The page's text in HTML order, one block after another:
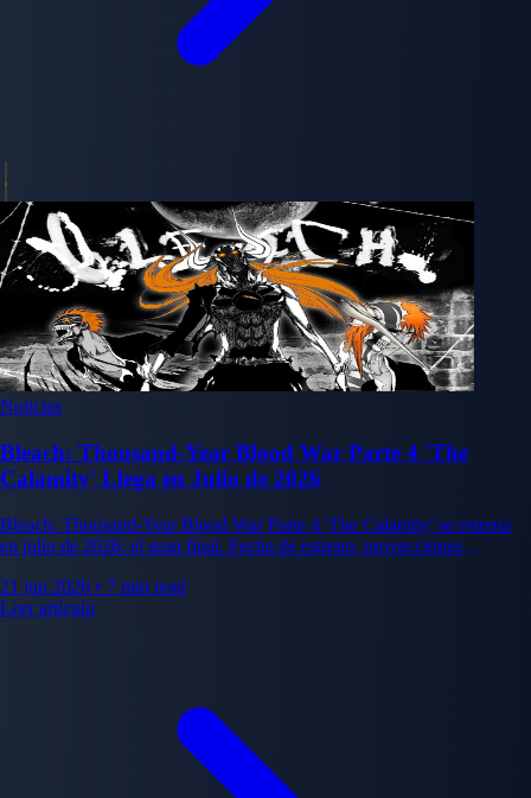
Noticias
Bleach: Thousand-Year Blood War Parte 4 'The
Calamity' Llega en Julio de 2026
Bleach: Thousand-Year Blood War Parte 4 'The Calamity' se estrena
en julio de 2026: el gran final. Fecha de estreno, proyecciones
21 jun 2026 • 7 min read
Leer artículo